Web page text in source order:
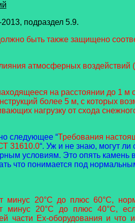
подраздел 5.9.
быть также защищено
атмосферных воздействий
на расстоянии до 1 м
более 5 м, с которых
нагрузку от схода
следующее “Требования
31610.0“. Уж и не знаю, могут ли
условиям. Это опять камень
что понимается под
минус 20°С до плюс 60°С,
минус 20°С до плюс 40°С,
Ex-оборудования и что